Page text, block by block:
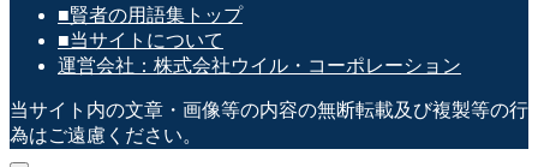
■賢者の用語集トップ
■当サイトについて
運営会社：株式会社ウイル・コーポレーション
当サイト内の文章・画像等の内容の無断転載及び複製等の行
為はご遠慮ください。